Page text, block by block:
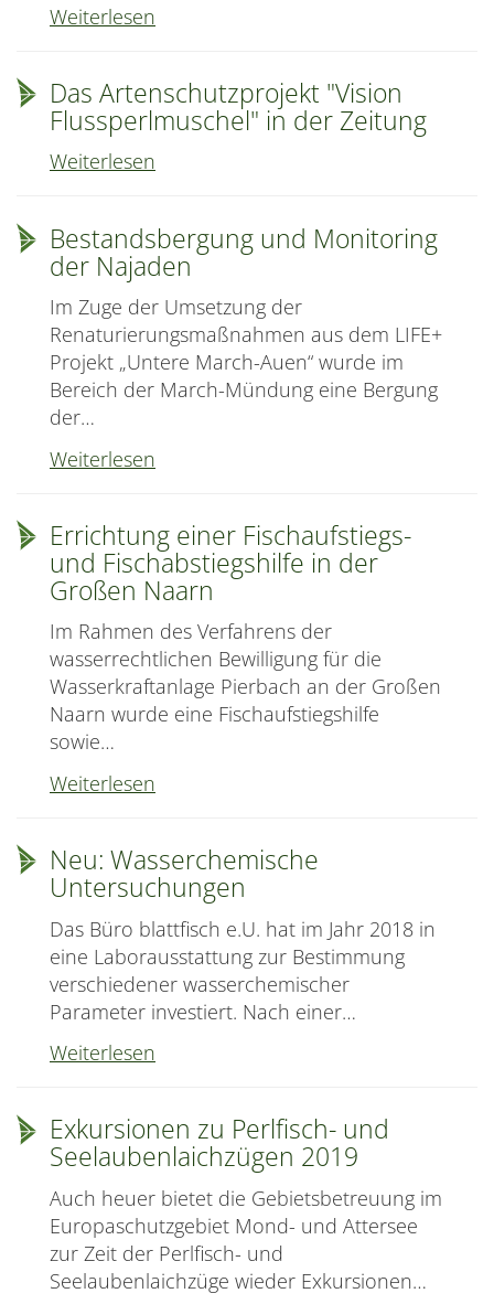
Renature
Abschluss
des
Life+
March-
Auen
Weiterlesen
Das Artenschutzprojekt "Vision
Flussperlmuschel" in der Zeitung
Das
Flussperlmuschel"
in
der
Zeitung
Weiterlesen
Bestandsbergung und Monitoring
der Najaden
Im Zuge der Umsetzung der
Renaturierungsmaßnahmen aus dem LIFE+
Projekt „Untere March-Auen“ wurde im
Bereich der March-Mündung eine Bergung
der…
Bestandsbergung
der
Najaden
Weiterlesen
Errichtung einer Fischaufstiegs-
und Fischabstiegshilfe in der
Großen Naarn
Im Rahmen des Verfahrens der
wasserrechtlichen Bewilligung für die
Wasserkraftanlage Pierbach an der Großen
Naarn wurde eine Fischaufstiegshilfe
sowie…
Errichtung
und
Fischabstiegshilfe
in
der
Großen
Naarn
Weiterlesen
Neu: Wasserchemische
Untersuchungen
Das Büro blattfisch e.U. hat im Jahr 2018 in
eine Laborausstattung zur Bestimmung
verschiedener wasserchemischer
Parameter investiert. Nach einer…
Neu:
Weiterlesen
Exkursionen zu Perlfisch- und
Seelaubenlaichzügen 2019
Auch heuer bietet die Gebietsbetreuung im
Europaschutzgebiet Mond- und Attersee
zur Zeit der Perlfisch- und
Seelaubenlaichzüge wieder Exkursionen…